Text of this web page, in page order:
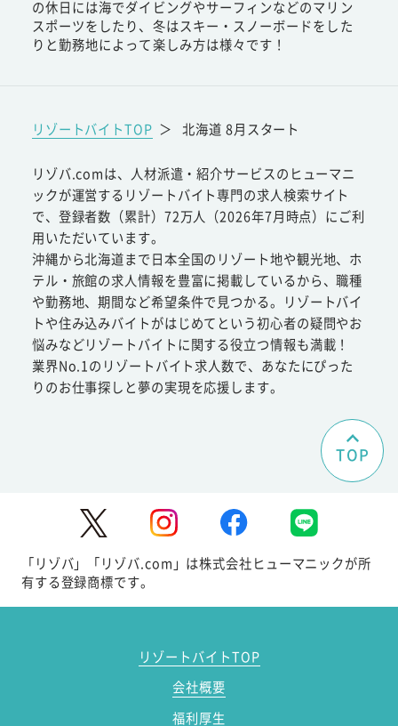
の休日には海でダイビングやサーフィンなどのマリン
スポーツをしたり、冬はスキー・スノーボードをした
りと勤務地によって楽しみ方は様々です！
リゾートバイトTOP ＞ 北海道 8月スタート
リゾバ.comは、人材派遣・紹介サービスのヒューマニ
ックが運営するリゾートバイト専門の求人検索サイト
で、登録者数（累計）72万人（2026年7月時点）にご利
用いただいています。
沖縄から北海道まで日本全国のリゾート地や観光地、ホ
テル・旅館の求人情報を豊富に掲載しているから、職種
や勤務地、期間など希望条件で見つかる。リゾートバイ
トや住み込みバイトがはじめてという初心者の疑問やお
悩みなどリゾートバイトに関する役立つ情報も満載！
業界No.1のリゾートバイト求人数で、あなたにぴった
りのお仕事探しと夢の実現を応援します。
TOP
「リゾバ」「リゾバ.com」は株式会社ヒューマニックが所
有する登録商標です。
リゾートバイトTOP
会社概要
福利厚生